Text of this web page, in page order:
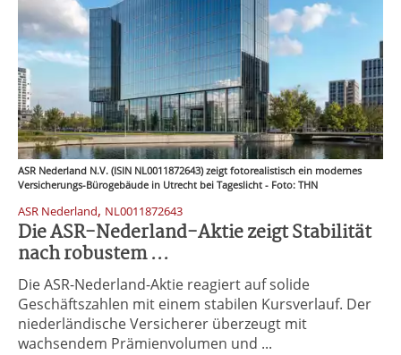
ASR Nederland N.V. (ISIN NL0011872643) zeigt fotorealistisch ein modernes
Versicherungs-Bürogebäude in Utrecht bei Tageslicht - Foto: THN
ASR Nederland, NL0011872643
Die ASR-Nederland-Aktie zeigt Stabilität
nach robustem ...
Die ASR-Nederland-Aktie reagiert auf solide
Geschäftszahlen mit einem stabilen Kursverlauf. Der
niederländische Versicherer überzeugt mit
wachsendem Prämienvolumen und ...